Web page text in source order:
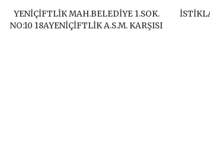
YENİÇİFTLİK MAH.BELEDİYE 1.SOK.
NO:10 18AYENİÇİFTLİK A.S.M. KARŞISI